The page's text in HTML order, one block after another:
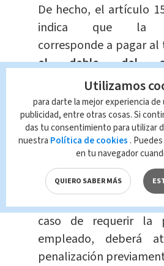
De hecho, el artículo
indica que la
corresponde a pagar
el doble del
ordinariamente les
multa al patrono.
Es decir, en realidad
feriados de
existe, como reseña
deber deremunerar
aunque no trabaje;
caso de requerir la
empleado, deberá
penalización
Utilizamos
para darte la mejor experiencia
publicidad, entre otras cosas. Si
das tu consentimiento para utilizar
nuestra Política de cookies .
en tu navegador
QUIERO SABER MÁS